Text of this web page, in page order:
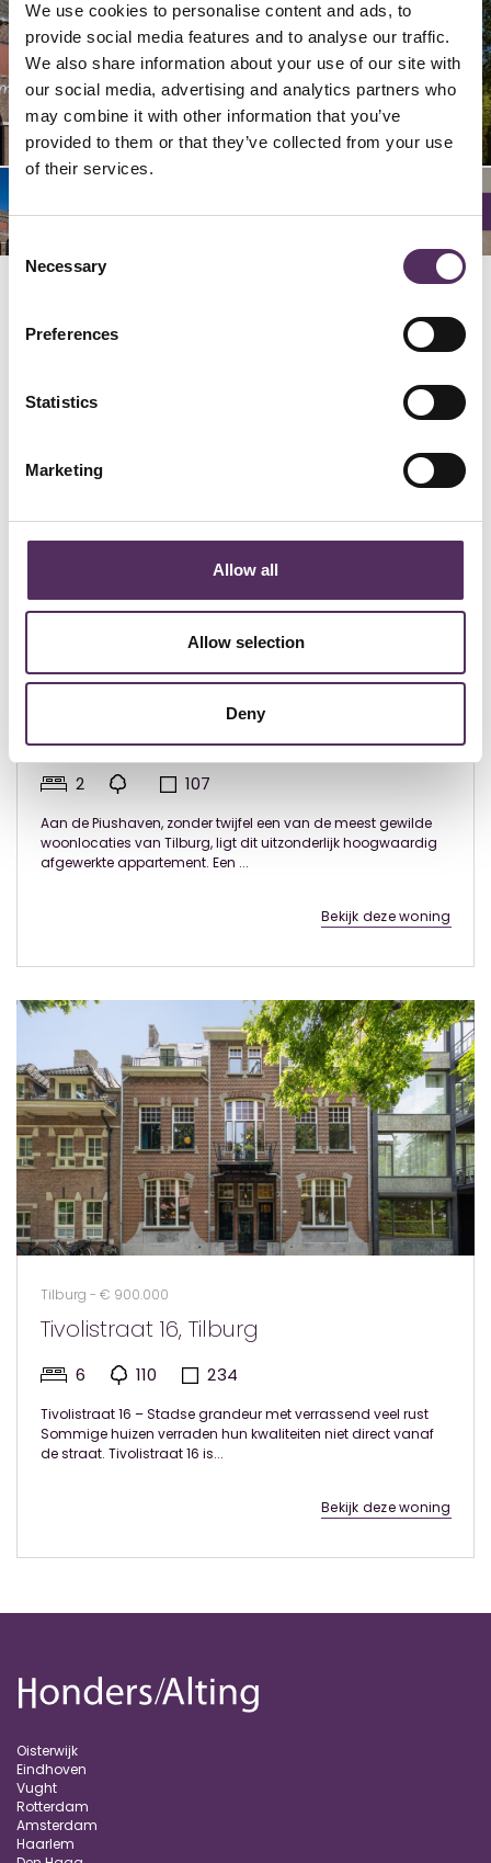
We use cookies to personalise content and ads, to
provide social media features and to analyse our traffic.
We also share information about your use of our site with
our social media, advertising and analytics partners who
may combine it with other information that you’ve
provided to them or that they’ve collected from your use
of their services.
Consent
Selection
Necessary
Preferences
Statistics
Marketing
Allow all
Allow selection
Deny
01/11
02/11
03/ 11
04/ 11
05/ 11
06/11
07/ 11
08/ 11
09/11
10/11
11/11
Bekijk deze woningen ook eens.
Koopvaardijstraat 1 02 Tilburg
2 107
Aan de Piushaven, zonder twijfel een van de meest gewilde
woonlocaties van Tilburg, ligt dit uitzonderlijk hoogwaardig
afgewerkte appartement. Een ...
Bekijk deze woning
Tilburg - € 900.000
Tivolistraat 16, Tilburg
6 110 234
Tivolistraat 16 – Stadse grandeur met verrassend veel rust
Sommige huizen verraden hun kwaliteiten niet direct vanaf
de straat. Tivolistraat 16 is...
Bekijk deze woning
Oisterwijk
Eindhoven
Vught
Rotterdam
Amsterdam
Haarlem